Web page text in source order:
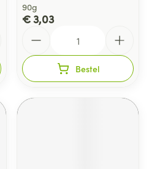
90g
€ 3,03
Bestel